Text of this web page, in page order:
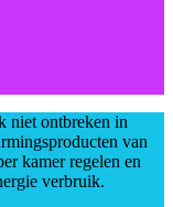
niet ontbreken in
van
kamer regelen en
verbruik.